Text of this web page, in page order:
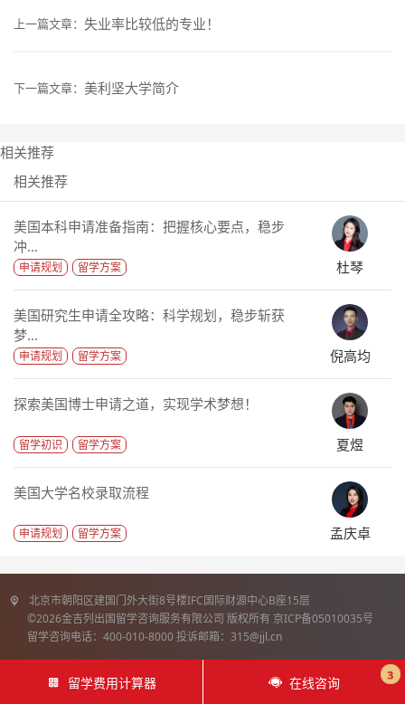
上一篇文章： 失业率比较低的专业！
下一篇文章： 美利坚大学简介
相关推荐
相关推荐
美国本科申请准备指南：把握核心要点，稳步
冲...
申请规划 留学方案 杜琴
美国研究生申请全攻略：科学规划，稳步斩获
梦...
申请规划 留学方案 倪高均
探索美国博士申请之道，实现学术梦想！
留学初识 留学方案 夏煜
美国大学名校录取流程
申请规划 留学方案 孟庆卓
北京市朝阳区建国门外大街8号楼IFC国际财源中心B座15层
©2026金吉列出国留学咨询服务有限公司 版权所有 京ICP备05010035号
留学咨询电话：400-010-8000 投诉邮箱：315@jjl.cn
留学费用计算器 在线咨询 3